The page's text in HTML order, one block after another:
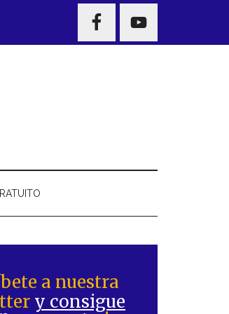
NAV
WIDGET
a nuestra
y consigue